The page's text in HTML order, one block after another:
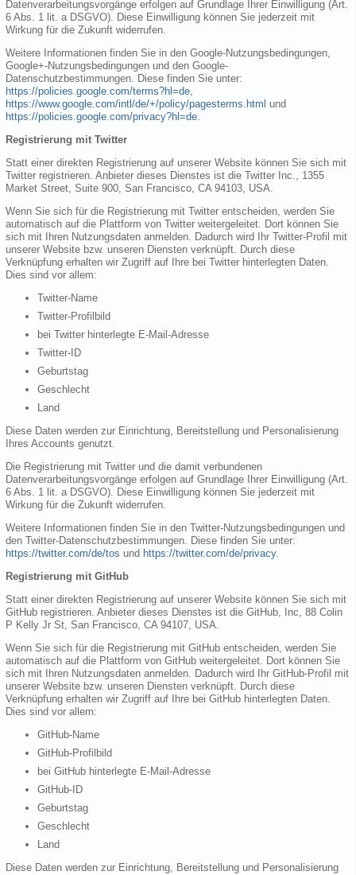
Datenverarbeitungsvorgänge erfolgen auf Grundlage Ihrer Einwilligung (Art.
6 Abs. 1 lit. a DSGVO). Diese Einwilligung können Sie jederzeit mit
Wirkung für die Zukunft widerrufen.
Weitere Informationen finden Sie in den Google-Nutzungsbedingungen,
Google+-Nutzungsbedingungen und den Google-
Datenschutzbestimmungen. Diese finden Sie unter:
https://policies.google.com/terms?hl=de,
https://www.google.com/intl/de/+/policy/pagesterms.html und
https://policies.google.com/privacy?hl=de.
Registrierung mit Twitter
Statt einer direkten Registrierung auf unserer Website können Sie sich mit
Twitter registrieren. Anbieter dieses Dienstes ist die Twitter Inc., 1355
Market Street, Suite 900, San Francisco, CA 94103, USA.
Wenn Sie sich für die Registrierung mit Twitter entscheiden, werden Sie
automatisch auf die Plattform von Twitter weitergeleitet. Dort können Sie
sich mit Ihren Nutzungsdaten anmelden. Dadurch wird Ihr Twitter-Profil mit
unserer Website bzw. unseren Diensten verknüpft. Durch diese
Verknüpfung erhalten wir Zugriff auf Ihre bei Twitter hinterlegten Daten.
Dies sind vor allem:
Twitter-Name
Twitter-Profilbild
bei Twitter hinterlegte E-Mail-Adresse
Twitter-ID
Geburtstag
Geschlecht
Land
Diese Daten werden zur Einrichtung, Bereitstellung und Personalisierung
Ihres Accounts genutzt.
Die Registrierung mit Twitter und die damit verbundenen
Datenverarbeitungsvorgänge erfolgen auf Grundlage Ihrer Einwilligung (Art.
6 Abs. 1 lit. a DSGVO). Diese Einwilligung können Sie jederzeit mit
Wirkung für die Zukunft widerrufen.
Weitere Informationen finden Sie in den Twitter-Nutzungsbedingungen und
den Twitter-Datenschutzbestimmungen. Diese finden Sie unter:
https://twitter.com/de/tos und https://twitter.com/de/privacy.
Registrierung mit GitHub
Statt einer direkten Registrierung auf unserer Website können Sie sich mit
GitHub registrieren. Anbieter dieses Dienstes ist die GitHub, Inc, 88 Colin
P Kelly Jr St, San Francisco, CA 94107, USA.
Wenn Sie sich für die Registrierung mit GitHub entscheiden, werden Sie
automatisch auf die Plattform von GitHub weitergeleitet. Dort können Sie
sich mit Ihren Nutzungsdaten anmelden. Dadurch wird Ihr GitHub-Profil mit
unserer Website bzw. unseren Diensten verknüpft. Durch diese
Verknüpfung erhalten wir Zugriff auf Ihre bei GitHub hinterlegten Daten.
Dies sind vor allem:
GitHub-Name
GitHub-Profilbild
bei GitHub hinterlegte E-Mail-Adresse
GitHub-ID
Geburtstag
Geschlecht
Land
Diese Daten werden zur Einrichtung, Bereitstellung und Personalisierung